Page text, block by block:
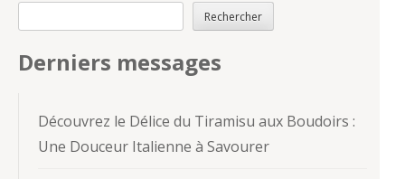
Rechercher
Derniers messages
Découvrez le Délice du Tiramisu aux Boudoirs :
Une Douceur Italienne à Savourer